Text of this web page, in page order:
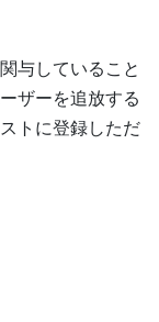
与していること
ザーを追放する
トに登録しただ